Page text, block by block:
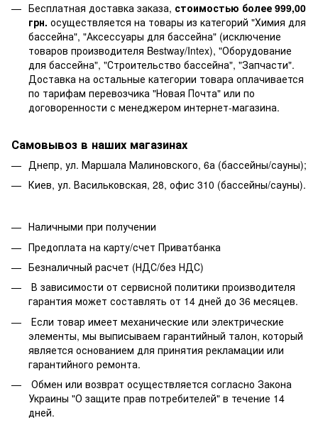
Бесплатная доставка заказа, стоимостью более 999,00
грн. осуществляется на товары из категорий "Химия для
бассейна", "Аксессуары для бассейна" (исключение
товаров производителя Bestway/Intex), "Оборудование
для бассейна", "Строительство бассейна", "Запчасти".
Доставка на остальные категории товара оплачивается
по тарифам перевозчика "Новая Почта" или по
договоренности с менеджером интернет-магазина.
Самовывоз в наших магазинах
Днепр, ул. Маршала Малиновского, 6а (бассейны/сауны);
Киев, ул. Васильковская, 28, офис 310 (бассейны/сауны).
Наличными при получении
Предоплата на карту/счет Приватбанка
Безналичный расчет (НДС/без НДС)
В зависимости от сервисной политики производителя
гарантия может составлять от 14 дней до 36 месяцев.
Если товар имеет механические или электрические
элементы, мы выписываем гарантийный талон, который
является основанием для принятия рекламации или
гарантийного ремонта.
Обмен или возврат осуществляется согласно Закона
Украины "О защите прав потребителей" в течение 14
дней.